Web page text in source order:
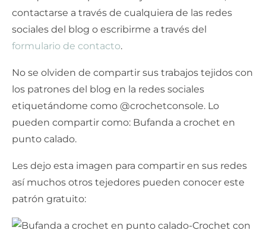
contactarse a través de cualquiera de las redes
sociales del blog o escribirme a través del
formulario de contacto.
No se olviden de compartir sus trabajos tejidos con
los patrones del blog en la redes sociales
etiquetándome como @crochetconsole. Lo
pueden compartir como: Bufanda a crochet en
punto calado.
Les dejo esta imagen para compartir en sus redes
así muchos otros tejedores pueden conocer este
patrón gratuito: